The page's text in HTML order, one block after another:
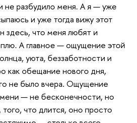
не разбудило меня. А я — уже
и уже тогда вижу этот
здесь, что меня любят и
А главное — ощущение этой
уюта, беззаботности и
как обещание нового дня,
не было вчера. Ощущение
— не бесконечности, но
что длится, оно просто